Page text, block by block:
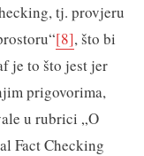
tj. provjeru
[8], što bi
je to što jest jer
prigovorima,
u rubrici „O
Fact Checking